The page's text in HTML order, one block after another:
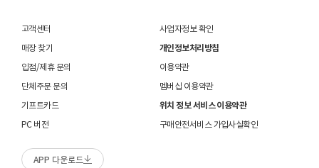
고객센터
매장 찾기
입점/제휴 문의
단체주문 문의
기프트카드
PC 버전
사업자정보 확인
개인정보처리방침
이용약관
멤버십 이용약관
위치 정보 서비스 이용약관
구매안전서비스 가입사실확인
APP 다운로드